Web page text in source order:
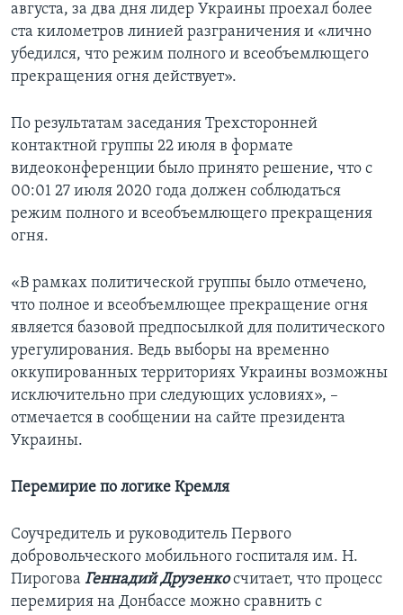
августа, за два дня лидер Украины проехал более
ста километров линией разграничения и «лично
убедился, что режим полного и всеобъемлющего
прекращения огня действует».
По результатам заседания Трехсторонней
контактной группы 22 июля в формате
видеоконференции было принято решение, что с
00:01 27 июля 2020 года должен соблюдаться
режим полного и всеобъемлющего прекращения
огня.
«В рамках политической группы было отмечено,
что полное и всеобъемлющее прекращение огня
является базовой предпосылкой для политического
урегулирования. Ведь выборы на временно
оккупированных территориях Украины возможны
исключительно при следующих условиях», –
отмечается в сообщении на сайте президента
Украины.
Перемирие по логике Кремля
Соучредитель и руководитель Первого
добровольческого мобильного госпиталя им. Н.
Пирогова Геннадий Друзенкосчитает, что процесс
перемирия на Донбассе можно сравнить с